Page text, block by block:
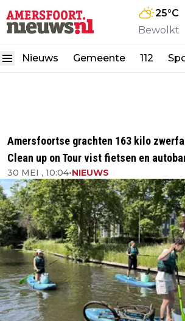
25°C
Bewolkt
Nieuws Gemeente 112
Amersfoortse grachten 163 kilo
Clean up on Tour vist fietsen en
30 MEI , 10:04•NIEUWS